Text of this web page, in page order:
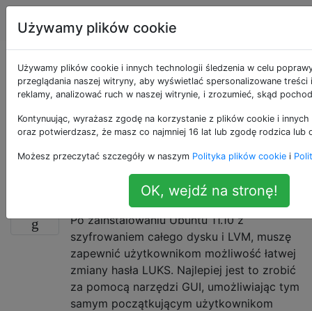
Ubuntu Tagi
Pytania otagowane
jako usability
Użyteczność to łatwość użycia i przyswajalności
przedmiotu wykonanego przez człowieka, w tym
przypadku oprogramowania.
Jak zmienić hasło LUKS?
Po zainstalowaniu Ubuntu 11.10 z
szyfrowaniem całego dysku i LVM, muszę
zapewnić użytkownikom możliwość łatwej
zmiany hasła LUKS. Najlepiej jest to zrobić
za pomocą narzędzi GUI, umożliwiając tym
samym początkującym użytkownikom
Używamy plików cookie
Używamy plików cookie i innych technologii śledzenia w celu
przeglądania naszej witryny, aby wyświetlać spersonalizowane treści
reklamy, analizować ruch w naszej witrynie, i zrozumieć, skąd
Kontynuując, wyrażasz zgodę na korzystanie z plików cookie i
oraz potwierdzasz, że masz co najmniej 16 lat lub zgodę rodzica lub
Możesz przeczytać szczegóły w naszym Polityka plików cookie i
OK, wejdź na stronę!